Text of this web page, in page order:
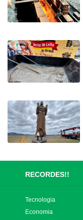
RECORDES!!
Tecnologia
Economia